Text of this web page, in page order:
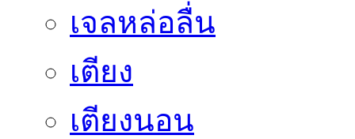
เจลหล่อลื่น
เตียง
เตียงนอน